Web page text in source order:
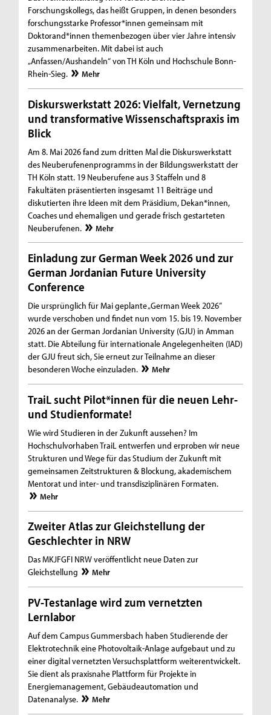
Forschungskollegs, das heißt Gruppen, in denen besonders
forschungsstarke Professor*innen gemeinsam mit
Doktorand*innen themenbezogen über vier Jahre intensiv
zusammenarbeiten. Mit dabei ist auch
„Anfassen/Aushandeln“ von TH Köln und Hochschule Bonn-
Rhein-Sieg.
Mehr
Diskurswerkstatt 2026: Vielfalt, Vernetzung
und transformative Wissenschaftspraxis im
Blick
Am 8. Mai 2026 fand zum dritten Mal die Diskurswerkstatt
des Neuberufenenprogramms in der Bildungswerkstatt der
TH Köln statt. 19 Neuberufene aus 3 Staffeln und 8
Fakultäten präsentierten insgesamt 11 Beiträge und
diskutierten ihre Ideen mit dem Präsidium, Dekan*innen,
Coaches und ehemaligen und gerade frisch gestarteten
Neuberufenen.
Mehr
Einladung zur German Week 2026 und zur
German Jordanian Future University
Conference
Die ursprünglich für Mai geplante „German Week 2026”
wurde verschoben und findet nun vom 15. bis 19. November
2026 an der German Jordanian University (GJU) in Amman
statt. Die Abteilung für internationale Angelegenheiten (IAD)
der GJU freut sich, Sie erneut zur Teilnahme an dieser
besonderen Woche einzuladen.
Mehr
TraiL sucht Pilot*innen für die neuen Lehr-
und Studienformate!
Wie wird Studieren in der Zukunft aussehen? Im
Hochschulvorhaben TraiL entwerfen und erproben wir neue
Strukturen und Wege für das Studium der Zukunft mit
gemeinsamen Zeitstrukturen & Blockung, akademischem
Mentorat und inter- und transdisziplinären Formaten.
Mehr
Zweiter Atlas zur Gleichstellung der
Geschlechter in NRW
Das MKJFGFI NRW veröffentlicht neue Daten zur
Gleichstellung
Mehr
PV-Testanlage wird zum vernetzten
Lernlabor
Auf dem Campus Gummersbach haben Studierende der
Elektrotechnik eine Photovoltaik-Anlage aufgebaut und zu
einer digital vernetzten Versuchsplattform weiterentwickelt.
Sie dient als praxisnahe Plattform für Projekte in
Energiemanagement, Gebäudeautomation und
Datenanalyse.
Mehr